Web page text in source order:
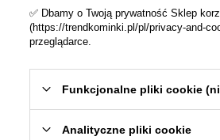
✅ Dbamy o Twoją prywatność Sklep
(https://trendkominki.pl/pl/privacy-and-
przeglądarce.
Funkcjonalne pliki cookie
Analityczne pliki cookie